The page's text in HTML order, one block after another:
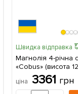
Швидка відправка
Магнолія 4-річна
«Cobus» (висота 120-
упаковці
ціна 3361 грн